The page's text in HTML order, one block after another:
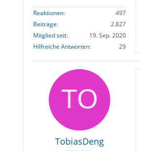
Reaktionen
497
Beiträge
2.827
Mitglied seit
19. Sep. 2020
Hilfreiche Antworten
29
TobiasDeng